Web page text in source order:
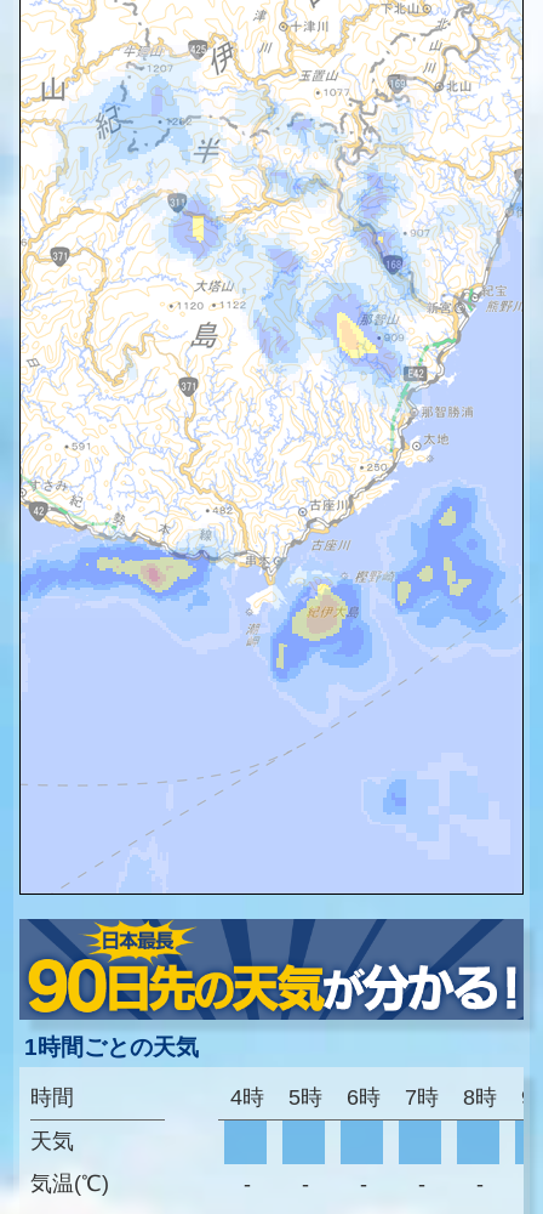
1時間ごとの天気
時間
天気
気温(℃)
4時 5時 6時 7時 8時 9
- - - - -